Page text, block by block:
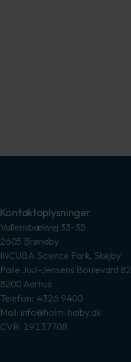
Kontaktoplysninger
Vallensbækvej 33-35
2605 Brøndby
INCUBA Science Park, Skejby
Palle Juul-Jensens Boulevard 82
8200 Aarhus
Telefon: 4326 9400
Mail: info@holm-halby.dk
CVR: 19137708